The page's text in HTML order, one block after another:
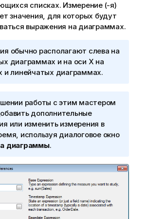
списках. Измерение (-я)
значения, для которых будут
выражения на диаграммах.
обычно располагают слева на
диаграммах и на оси X на
и линейчатых диаграммах.
работы с этим мастером
дополнительные
или изменить измерения в
используя диалоговое окно
диаграммы.